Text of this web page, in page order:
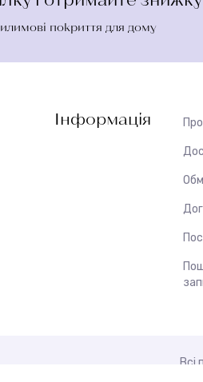
покриття для дому
Інформація
Всі